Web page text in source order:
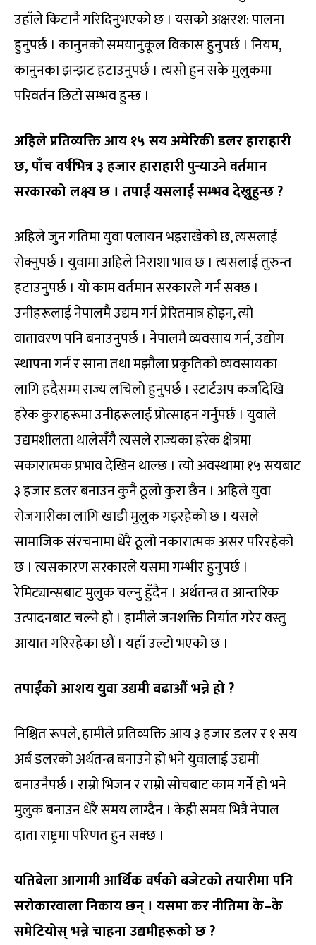
उहाँले किटानै गरिदिनुभएको छ । यसको अक्षरश: पालना
हुनुपर्छ । कानुनको समयानुकूल विकास हुनुपर्छ । नियम,
कानुनका झन्झट हटाउनुपर्छ । त्यसो हुन सके मुलुकमा
परिवर्तन छिटो सम्भव हुन्छ ।
अहिले प्रतिव्यक्ति आय १५ सय अमेरिकी डलर हाराहारी
छ, पाँच वर्षभित्र ३ हजार हाराहारी पुर्‍याउने वर्तमान
सरकारको लक्ष्य छ । तपाईं यसलाई सम्भव देख्नुहुन्छ ?
अहिले जुन गतिमा युवा पलायन भइराखेको छ, त्यसलाई
रोक्नुपर्छ । युवामा अहिले निराशा भाव छ । त्यसलाई तुरुन्त
हटाउनुपर्छ । यो काम वर्तमान सरकारले गर्न सक्छ ।
उनीहरूलाई नेपालमै उद्यम गर्न प्रेरितमात्र होइन, त्यो
वातावरण पनि बनाउनुपर्छ । नेपालमै व्यवसाय गर्न, उद्योग
स्थापना गर्न र साना तथा मझौला प्रकृतिको व्यवसायका
लागि हदैसम्म राज्य लचिलो हुनुपर्छ । स्टार्टअप कर्जादेखि
हरेक कुराहरूमा उनीहरूलाई प्रोत्साहन गर्नुपर्छ । युवाले
उद्यमशीलता थालेसँगै त्यसले राज्यका हरेक क्षेत्रमा
सकारात्मक प्रभाव देखिन थाल्छ । त्यो अवस्थामा १५ सयबाट
३ हजार डलर बनाउन कुनै ठूलो कुरा छैन । अहिले युवा
रोजगारीका लागि खाडी मुलुक गइरहेको छ । यसले
सामाजिक संरचनामा धेरै ठूलो नकारात्मक असर परिरहेको
छ । त्यसकारण सरकारले यसमा गम्भीर हुनुपर्छ ।
रेमिट्यान्सबाट मुलुक चल्नु हुँदैन । अर्थतन्त्र त आन्तरिक
उत्पादनबाट चल्ने हो । हामीले जनशक्ति निर्यात गरेर वस्तु
आयात गरिरहेका छौं । यहाँ उल्टो भएको छ ।
तपाईंको आशय युवा उद्यमी बढाऔं भन्ने हो ?
निश्चित रूपले, हामीले प्रतिव्यक्ति आय ३ हजार डलर र १ सय
अर्ब डलरको अर्थतन्त्र बनाउने हो भने युवालाई उद्यमी
बनाउनैपर्छ । राम्रो भिजन र राम्रो सोचबाट काम गर्ने हो भने
मुलुक बनाउन धेरै समय लाग्दैन । केही समय भित्रै नेपाल
दाता राष्ट्रमा परिणत हुन सक्छ ।
यतिबेला आगामी आर्थिक वर्षको बजेटको तयारीमा पनि
सरोकारवाला निकाय छन् । यसमा कर नीतिमा के–के
समेटियोस् भन्ने चाहना उद्यमीहरूको छ ?